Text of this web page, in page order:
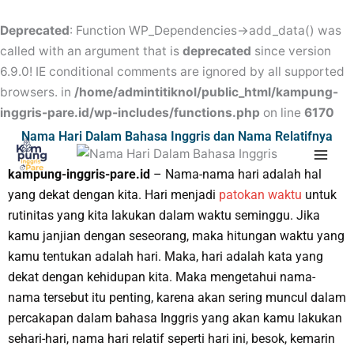
Deprecated: Function WP_Dependencies->add_data() was
called with an argument that is deprecated since version
6.9.0! IE conditional comments are ignored by all supported
browsers. in /home/admintitiknol/public_html/kampung-
inggris-pare.id/wp-includes/functions.php on line 6170
to
content
Nama Hari Dalam Bahasa Inggris dan Nama Relatifnya
kampung-inggris-pare.id – Nama-nama hari adalah hal
yang dekat dengan kita. Hari menjadi patokan waktu untuk
rutinitas yang kita lakukan dalam waktu seminggu. Jika
kamu janjian dengan seseorang, maka hitungan waktu yang
kamu tentukan adalah hari. Maka, hari adalah kata yang
dekat dengan kehidupan kita. Maka mengetahui nama-
nama tersebut itu penting, karena akan sering muncul dalam
percakapan dalam bahasa Inggris yang akan kamu lakukan
sehari-hari, nama hari relatif seperti hari ini, besok, kemarin